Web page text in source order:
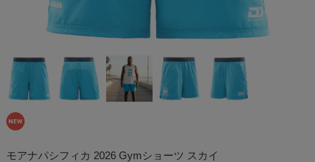
モアナパシフィカ 2026 Gymショーツ スカイ